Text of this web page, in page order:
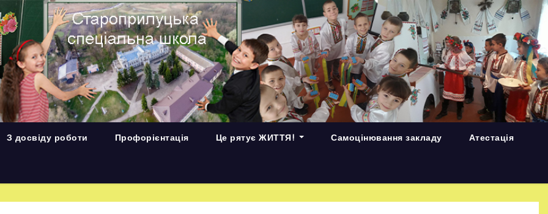
З досвіду роботи Профорієнтація Це рятує ЖИТТЯ! Самоцінювання закладу Атестація